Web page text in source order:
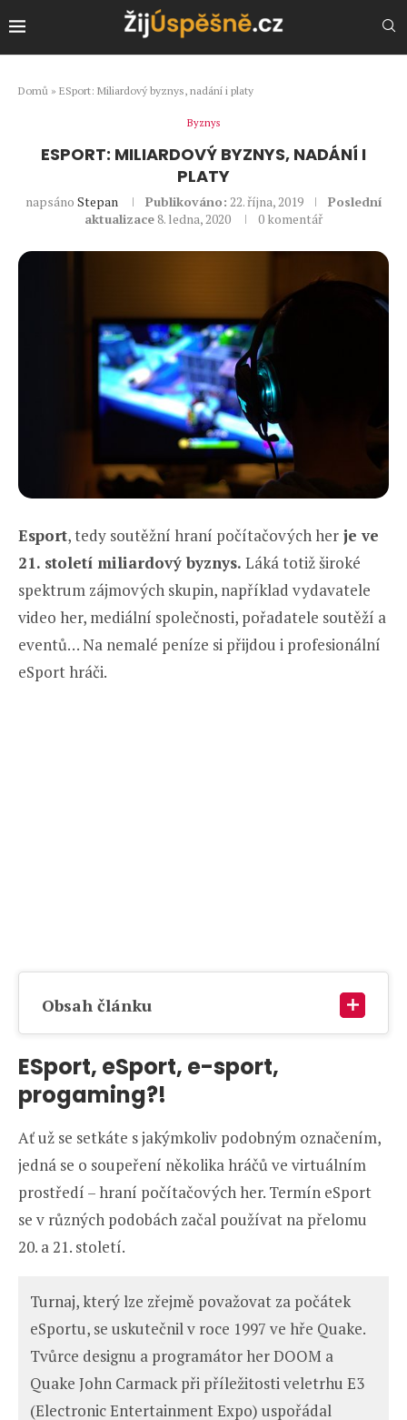
Domů » ESport: Miliardový byznys, nadání i platy
Byznys
ESPORT: MILIARDOVÝ BYZNYS, NADÁNÍ I
PLATY
napsáno Stepan Publikováno: 22. října, 2019
Poslední
aktualizace8. ledna, 2020 0 komentář
Esport, tedy soutěžní hraní počítačových her je ve
21. století miliardový byznys. Láká totiž široké
spektrum zájmových skupin, například vydavatele
video her, mediální společnosti, pořadatele soutěží a
eventů… Na nemalé peníze si přijdou i profesionální
eSport hráči.
Obsah článku
ESport, eSport, e-sport,
progaming?!
Ať už se setkáte s jakýmkoliv podobným označením,
jedná se o soupeření několika hráčů ve virtuálním
prostředí – hraní počítačových her. Termín eSport
se v různých podobách začal používat na přelomu
20. a 21. století.
Turnaj, který lze zřejmě považovat za počátek
eSportu, se uskutečnil v roce 1997 ve hře Quake.
Tvůrce designu a programátor her DOOM a
Quake John Carmack při příležitosti veletrhu E3
(Electronic Entertainment Expo) uspořádal